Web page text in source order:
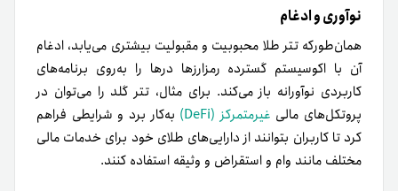
نوآوری و ادغام
همان‌طور‌که تتر طلا محبوبیت و مقبولیت بیشتری می‌یابد، ادغام
آن با اکوسیستم گسترده رمزارزها درها را به‌روی برنامه‌های
کاربردی نوآورانه باز می‌کند. برای مثال، تتر گلد را می‌توان در
پروتکل‌های مالی غیرمتمرکز (DeFi)
به‌کار برد و شرایطی فراهم
کرد تا کاربران بتوانند از دارایی‌های طلای خود برای خدمات مالی
مختلف مانند وام و استقراض و وثیقه استفاده کنند.